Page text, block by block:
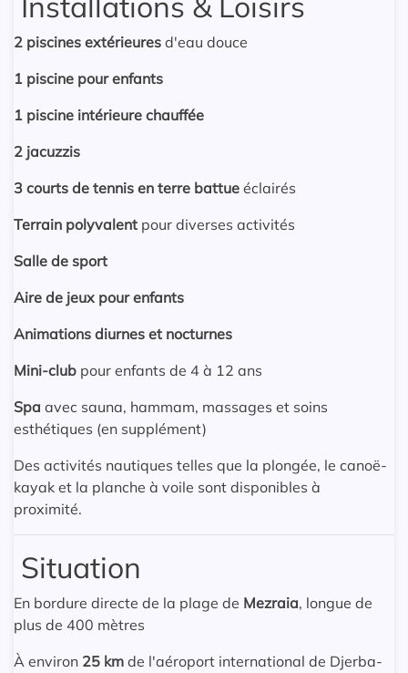
2 piscines extérieures d'eau douce
1 piscine pour enfants
1 piscine intérieure chauffée
2 jacuzzis
3 courts de tennis en terre battue éclairés
Terrain polyvalent pour diverses activités
Salle de sport
Aire de jeux pour enfants
Animations diurnes et nocturnes
Mini-club pour enfants de 4 à 12 ans
Spa avec sauna, hammam, massages et soins
esthétiques (en supplément)
Des activités nautiques telles que la plongée, le canoë-
kayak et la planche à voile sont disponibles à
proximité.
Situation
En bordure directe de la plage de Mezraia, longue de
plus de 400 mètres
À environ 25 km de l'aéroport international de Djerba-